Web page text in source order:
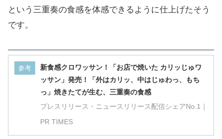
という三重奏の食感を体感できるように仕上げたそう
です。
参考
新食感クロワッサン！「お店で焼いた カリッじゅワ
ッサン」発売！「外はカリッ、中はじゅわっ、もち
っ」焼きたてが生む、三重奏の食感
プレスリリース・ニュースリリース配信シェアNo.1｜
PR TIMES